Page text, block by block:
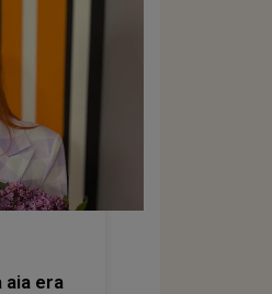
aia era